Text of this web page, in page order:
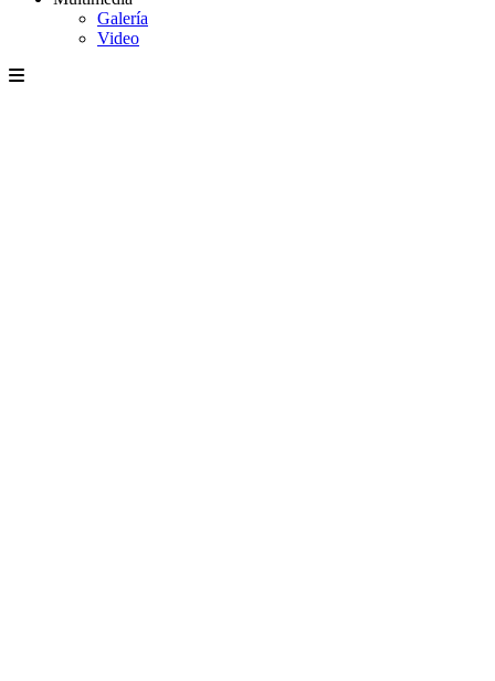
Galería
Video